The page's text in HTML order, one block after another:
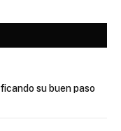
su buen paso